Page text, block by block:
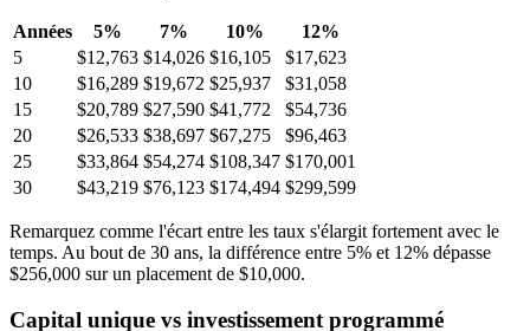
Années 5% 7% 10%
12%
5
$12,763 $14,026 $16,105
$17,623
10
$16,289 $19,672 $25,937
$31,058
15
$20,789 $27,590 $41,772
$54,736
20
$26,533 $38,697 $67,275
$96,463
25
$33,864 $54,274 $108,347 $170,001
30
$43,219 $76,123 $174,494 $299,599
Remarquez comme l'écart entre les taux s'élargit fortement avec le
temps. Au bout de 30 ans, la différence entre 5% et 12% dépasse
$256,000 sur un placement de $10,000.
Capital unique vs investissement programmé